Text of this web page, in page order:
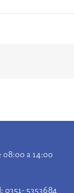
08:00 a 14:00
0351- 5353684